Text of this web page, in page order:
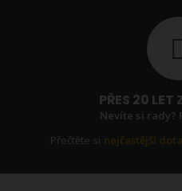
PŘES 20 LET
Nevíte si rady?
Přečtěte si nejčastější